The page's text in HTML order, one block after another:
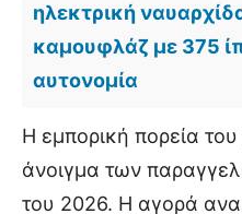
ηλεκτρική
καμουφλάζ με 375
αυτονομία
Η εμπορική πορεία
άνοιγμα των
του 2026. Η αγορά